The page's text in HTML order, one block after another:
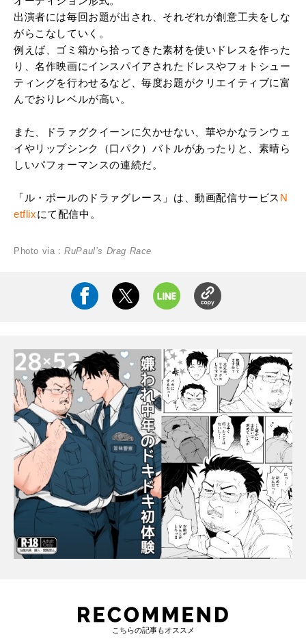
出演者には毎回お題が出され、それぞれが創意工夫をしな
がらこなしていく。
例えば、ゴミ箱から拾ってきた素材を使いドレスを作った
り、名作映画にインスパイアされたドレスやフォトシュー
ティングを行わせるなど、毎度お題がクリエイティブに富
んでおりレベルが高い。
また、ドラァグクイーンに欠かせない、華やかなランウェ
イやリップシンク（口パク）バトルがあったりと、素晴ら
しいパフォーマンスの連続だ。
「ル・ポールのドラァグレース」は、動画配信サービス N
etflixにて配信中。
Photo via :RuPaul’s Drag Race
こちらの記事もオススメ